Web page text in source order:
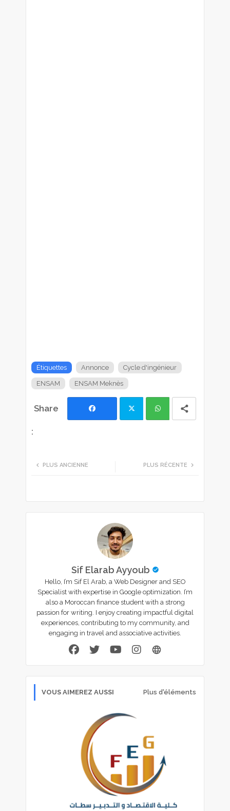
Étiquettes Annonce Cycle d'ingénieur
ENSAM ENSAM Meknès
PLUS RÉCENTE
PLUS ANCIENNE
Sif Elarab Ayyoub
Hello, I’m Sif El Arab, a Web Designer and SEO
Specialist with expertise in Google optimization. I’m
also a Moroccan finance student with a strong
passion for writing. I enjoy creating impactful digital
experiences, contributing to my community, and
engaging in travel and associative activities.
VOUS AIMEREZ AUSSI Plus d'éléments